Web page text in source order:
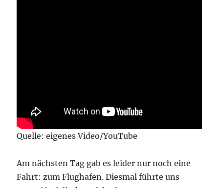
Quelle: eigenes Video/YouTube
Am nächsten Tag gab es leider nur noch eine
Fahrt: zum Flughafen. Diesmal führte uns